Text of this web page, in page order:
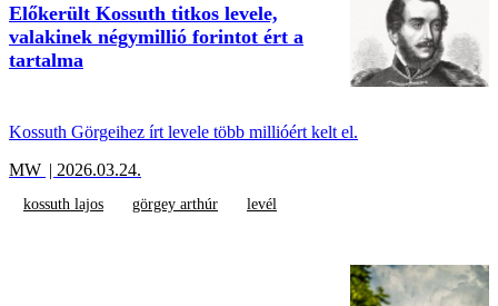
Előkerült Kossuth titkos levele,
valakinek négymillió forintot ért a
tartalma
Kossuth Görgeihez írt levele több millióért kelt el.
MW | 2026.03.24.
kossuth lajos görgey arthúr levél